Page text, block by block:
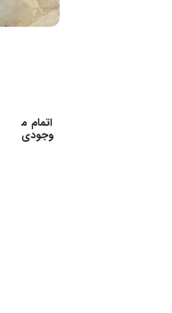
اتمام م
وجودی